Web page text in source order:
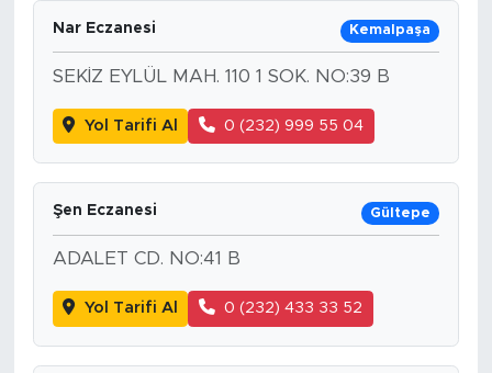
Nar Eczanesi Kemalpaşa
SEKİZ EYLÜL MAH. 110 1 SOK. NO:39 B
Yol Tarifi Al 0 (232) 999 55 04
Şen Eczanesi Gültepe
ADALET CD. NO:41 B
Yol Tarifi Al 0 (232) 433 33 52